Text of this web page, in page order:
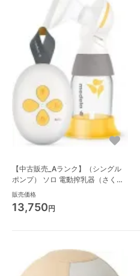
【中古販売_Aランク】（シングル
ポンプ） ソロ 電動搾乳器（さく乳
器） メデラ(Medela)
販売価格
13,750円